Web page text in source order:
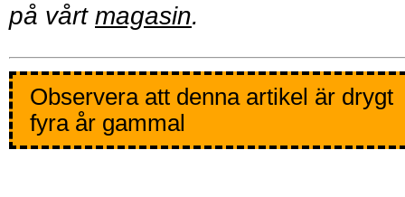
på vårt magasin.
Observera att denna artikel är drygt
fyra år gammal